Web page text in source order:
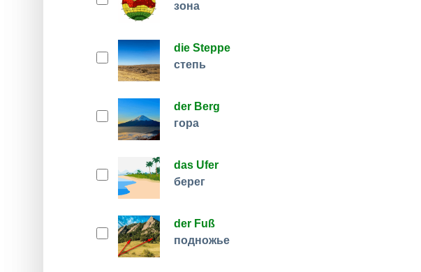
зона
die Steppe
степь
der Berg
гора
das Ufer
берег
der Fuß
подножье